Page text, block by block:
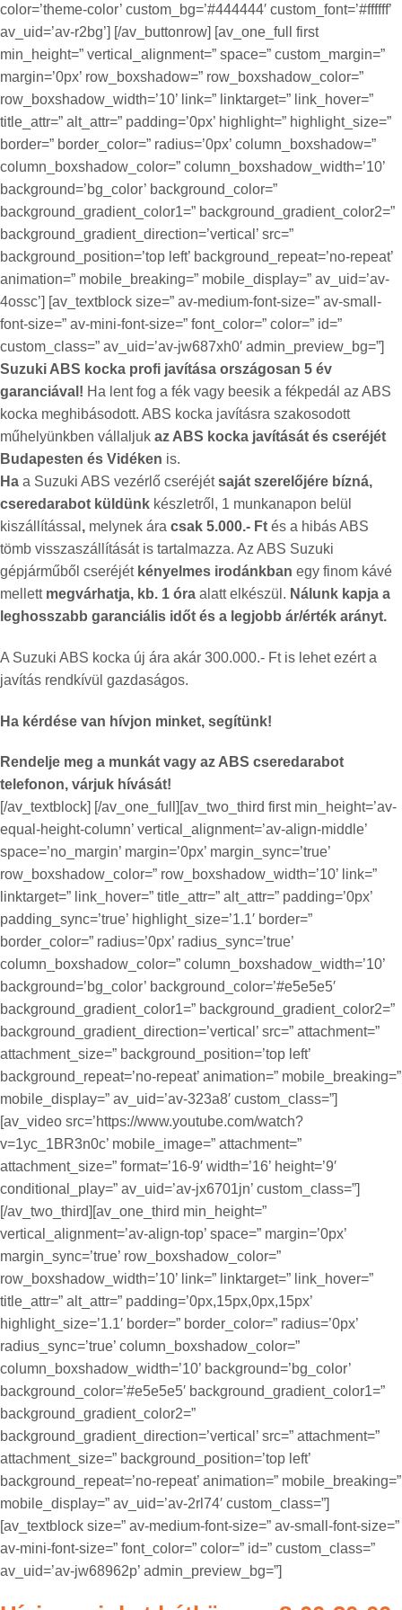
color=’theme-color’ custom_bg=’#444444′ custom_font=’#ffffff’
av_uid=’av-r2bg’] [/av_buttonrow] [av_one_full first
min_height=” vertical_alignment=” space=” custom_margin=”
margin=’0px’ row_boxshadow=” row_boxshadow_color=”
row_boxshadow_width=’10’ link=” linktarget=” link_hover=”
title_attr=” alt_attr=” padding=’0px’ highlight=” highlight_size=”
border=” border_color=” radius=’0px’ column_boxshadow=”
column_boxshadow_color=” column_boxshadow_width=’10’
background=’bg_color’ background_color=”
background_gradient_color1=” background_gradient_color2=”
background_gradient_direction=’vertical’ src=”
background_position=’top left’ background_repeat=’no-repeat’
animation=” mobile_breaking=” mobile_display=” av_uid=’av-
4ossc’] [av_textblock size=” av-medium-font-size=” av-small-
font-size=” av-mini-font-size=” font_color=” color=” id=”
custom_class=” av_uid=’av-jw687xh0′ admin_preview_bg=”]
Suzuki ABS kocka profi javítása országosan 5 év
garanciával! Ha lent fog a fék vagy beesik a fékpedál az ABS
kocka meghibásodott. ABS kocka javításra szakosodott
műhelyünkben vállaljuk az ABS kocka javítását és cseréjét
Budapesten és Vidéken is.
Ha a Suzuki ABS vezérlő cseréjétsaját szerelőjére bízná,
cseredarabot küldünk készletről, 1 munkanapon belül
kiszállítással , melynek ára csak 5.000.- Ft és a hibás ABS
tömb visszaszállítását is tartalmazza. Az ABS Suzuki
gépjárműből cseréjét kényelmes irodánkban egy finom kávé
mellett megvárhatja, kb. 1 óra alatt elkészül. Nálunk kapja a
leghosszabb garanciális időt és a legjobb ár/érték arányt.
A Suzuki ABS kocka új ára akár 300.000.- Ft is lehet ezért a
javítás rendkívül gazdaságos.
Ha kérdése van hívjon minket, segítünk!
Rendelje meg a munkát vagy az ABS cseredarabot
telefonon, várjuk hívását!
[/av_textblock] [/av_one_full][av_two_third first min_height=’av-
equal-height-column’ vertical_alignment=’av-align-middle’
space=’no_margin’ margin=’0px’ margin_sync=’true’
row_boxshadow_color=” row_boxshadow_width=’10’ link=”
linktarget=” link_hover=” title_attr=” alt_attr=” padding=’0px’
padding_sync=’true’ highlight_size=’1.1′ border=”
border_color=” radius=’0px’ radius_sync=’true’
column_boxshadow_color=” column_boxshadow_width=’10’
background=’bg_color’ background_color=’#e5e5e5′
background_gradient_color1=” background_gradient_color2=”
background_gradient_direction=’vertical’ src=” attachment=”
attachment_size=” background_position=’top left’
background_repeat=’no-repeat’ animation=” mobile_breaking=”
mobile_display=” av_uid=’av-323a8′ custom_class=”]
[av_video src=’https://www.youtube.com/watch?
v=1yc_1BR3n0c’ mobile_image=” attachment=”
attachment_size=” format=’16-9′ width=’16’ height=’9′
conditional_play=” av_uid=’av-jx6701jn’ custom_class=”]
[/av_two_third][av_one_third min_height=”
vertical_alignment=’av-align-top’ space=” margin=’0px’
margin_sync=’true’ row_boxshadow_color=”
row_boxshadow_width=’10’ link=” linktarget=” link_hover=”
title_attr=” alt_attr=” padding=’0px,15px,0px,15px’
highlight_size=’1.1′ border=” border_color=” radius=’0px’
radius_sync=’true’ column_boxshadow_color=”
column_boxshadow_width=’10’ background=’bg_color’
background_color=’#e5e5e5′ background_gradient_color1=”
background_gradient_color2=”
background_gradient_direction=’vertical’ src=” attachment=”
attachment_size=” background_position=’top left’
background_repeat=’no-repeat’ animation=” mobile_breaking=”
mobile_display=” av_uid=’av-2rl74′ custom_class=”]
[av_textblock size=” av-medium-font-size=” av-small-font-size=”
av-mini-font-size=” font_color=” color=” id=” custom_class=”
av_uid=’av-jw68962p’ admin_preview_bg=”]